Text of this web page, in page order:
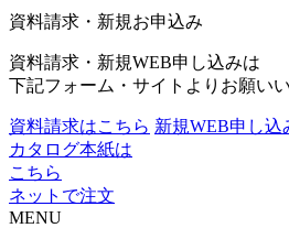
資料請求・新規お申込み
資料請求・新規WEB申し込みは
下記フォーム・サイトよりお願いい
資料請求はこちら 新規WEB申し込
カタログ本紙は
こちら
ネットで注文
MENU